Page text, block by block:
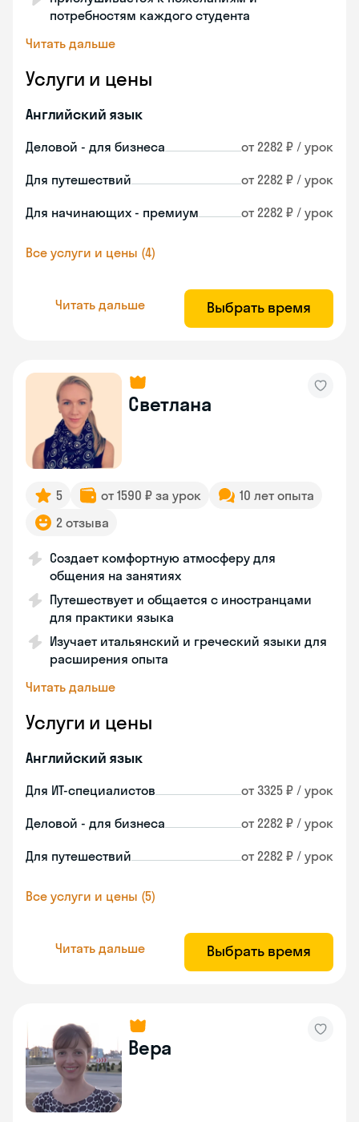
потребностям каждого студента
Читать дальше
Услуги и цены
Английский язык
Деловой - для бизнеса от 2282 ₽ / урок
Для путешествий от 2282 ₽ / урок
Для начинающих - премиум от 2282 ₽ / урок
Все услуги и цены (4)
Читать дальше Выбрать время
Светлана
5 от 1590 ₽ за урок
10 лет опыта
2 отзыва
Создает комфортную атмосферу для
общения на занятиях
Путешествует и общается с иностранцами
для практики языка
Изучает итальянский и греческий языки для
расширения опыта
Читать дальше
Услуги и цены
Английский язык
Для ИТ-специалистов от 3325 ₽ / урок
Деловой - для бизнеса от 2282 ₽ / урок
Для путешествий от 2282 ₽ / урок
Все услуги и цены (5)
Читать дальше Выбрать время
Вера